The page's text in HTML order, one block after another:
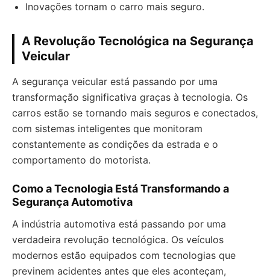
Inovações tornam o carro mais seguro.
A Revolução Tecnológica na Segurança
Veicular
A segurança veicular está passando por uma
transformação significativa graças à tecnologia. Os
carros estão se tornando mais seguros e conectados,
com sistemas inteligentes que monitoram
constantemente as condições da estrada e o
comportamento do motorista.
Como a Tecnologia Está Transformando a
Segurança Automotiva
A indústria automotiva está passando por uma
verdadeira revolução tecnológica. Os veículos
modernos estão equipados com tecnologias que
previnem acidentes antes que eles aconteçam,